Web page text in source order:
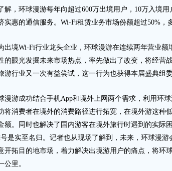
，环球漫游每年向超过600万出境用户，10万入境用
实惠的通信服务。Wi-Fi租赁业务市场份额超过50%，
境Wi-Fi行业龙头企业，环球漫游在连续两年营业额
的眼光发掘未来市场热点，率先做出了改变，将经营
游行业又一次有益尝试，这一行为也获得本届盛典组
游成功结合手机App和境外上网两个需求，利用环球
将消费者在境外的消费路径进行拓宽，在境外游这种
额。同时也解决了国内游客在境外旅行时遇到的实际
是实至名归。记者也从现场了解到，未来，环球漫
开拓目的地市场，着力解决出境游用户的痛点，将环
公里。